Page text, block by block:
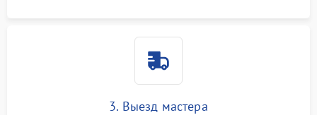
3. Выезд мастера